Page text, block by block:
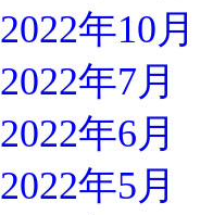
2022年10月
2022年7月
2022年6月
2022年5月